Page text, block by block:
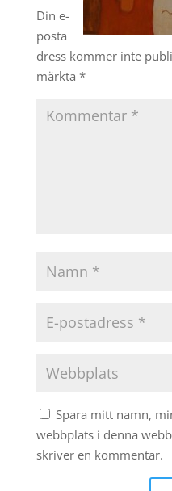
Din e-
posta
dress kommer inte
märkta *
Spara mitt namn,
webbplats i denna
skriver en kommentar.